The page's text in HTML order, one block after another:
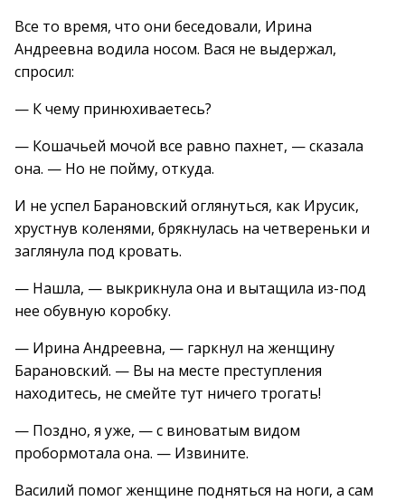
Все то время, что они беседовали, Ирина
Андреевна водила носом. Вася не выдержал,
спросил:
— К чему принюхиваетесь?
— Кошачьей мочой все равно пахнет, — сказала
она. — Но не пойму, откуда.
И не успел Барановский оглянуться, как Ирусик,
хрустнув коленями, брякнулась на четвереньки и
заглянула под кровать.
— Нашла, — выкрикнула она и вытащила из-под
нее обувную коробку.
— Ирина Андреевна, — гаркнул на женщину
Барановский. — Вы на месте преступления
находитесь, не смейте тут ничего трогать!
— Поздно, я уже, — с виноватым видом
пробормотала она. — Извините.
Василий помог женщине подняться на ноги, а сам